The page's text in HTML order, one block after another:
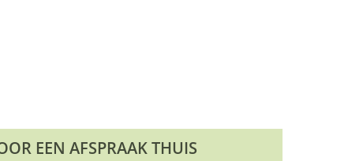
EEN AFSPRAAK THUIS